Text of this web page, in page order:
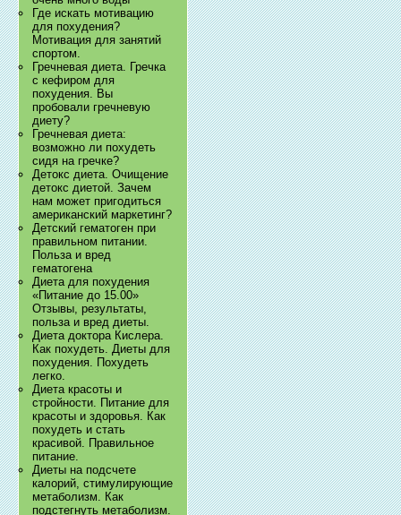
Где искать мотивацию
для похудения?
Мотивация для занятий
спортом.
Гречневая диета. Гречка
с кефиром для
похудения. Вы
пробовали гречневую
диету?
Гречневая диета:
возможно ли похудеть
сидя на гречке?
Детокс диета. Очищение
детокс диетой. Зачем
нам может пригодиться
американский маркетинг?
Детский гематоген при
правильном питании.
Польза и вред
гематогена
Диета для похудения
«Питание до 15.00»
Отзывы, результаты,
польза и вред диеты.
Диета доктора Кислера.
Как похудеть. Диеты для
похудения. Похудеть
легко.
Диета красоты и
стройности. Питание для
красоты и здоровья. Как
похудеть и стать
красивой. Правильное
питание.
Диеты на подсчете
калорий, стимулирующие
метаболизм. Как
подстегнуть метаболизм.